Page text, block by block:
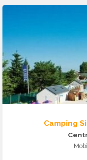
Camping